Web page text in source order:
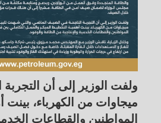
ميجاوات من الكهرباء، بينت
المواطنين والقطاعات